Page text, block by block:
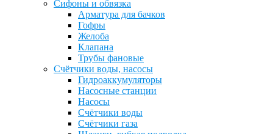
Сифоны и обвязка
Арматура для бачков
Гофры
Желоба
Клапана
Трубы фановые
Счётчики воды, насосы
Гидроаккумуляторы
Насосные станции
Насосы
Счётчики воды
Счётчики газа